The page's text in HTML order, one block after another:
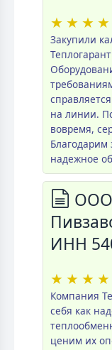
★ ★ ★ ★
Закупили
на линии.
вовремя,
надежное
ООО
ИНН
★ ★ ★ ★
Компания
себя как
ценим их